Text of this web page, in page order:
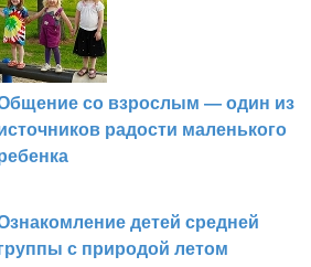
со взрослым — один из
радости малень­кого
детей средней
с природой летом